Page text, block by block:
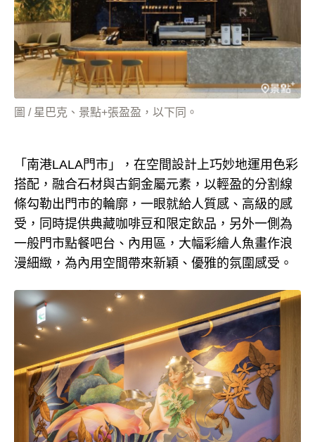
圖 / 星巴克、景點+張盈盈，以下同。
「南港LALA門市」，在空間設計上巧妙地運用色彩
搭配，融合石材與古銅金屬元素，以輕盈的分割線
條勾勒出門市的輪廓，一眼就給人質感、高級的感
受，同時提供典藏咖啡豆和限定飲品，另外一側為
一般門市點餐吧台、內用區，大幅彩繪人魚畫作浪
漫細緻，為內用空間帶來新穎、優雅的氛圍感受。